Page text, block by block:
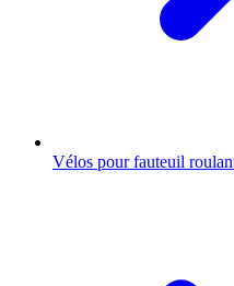
Vélos pour fauteuil